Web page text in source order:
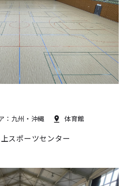
：九州・沖縄 体育館
スポーツセンター